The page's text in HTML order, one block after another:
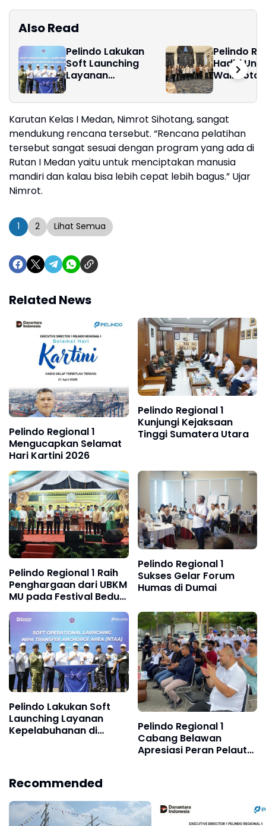
Also Read
Pelindo Lakukan
Soft Launching
Layanan
Perairan Nipa
Pelindo
Hadiri
Wali Kota
Karutan Kelas I Medan, Nimrot Sihotang, sangat
mendukung rencana tersebut. “Rencana pelatihan
tersebut sangat sesuai dengan program yang ada di
Rutan I Medan yaitu untuk menciptakan manusia
mandiri dan kalau bisa lebih cepat lebih bagus.” Ujar
Nimrot.
1 2 Lihat Semua
Related News
Pelindo Regional 1
Mengucapkan Selamat
Hari Kartini 2026
Pelindo Regional 1
Kunjungi Kejaksaan
Tinggi Sumatera Utara
Pelindo Regional 1 Raih
Penghargaan dari UBKM
MU pada Festival Beduk
Idul Adha 1447 H
Pelindo Regional 1
Sukses Gelar Forum
Humas di Dumai
Pelindo Lakukan Soft
Launching Layanan
Kepelabuhanan di
Pelindo Regional 1
Cabang Belawan
Apresiasi Peran Pelaut
Recommended